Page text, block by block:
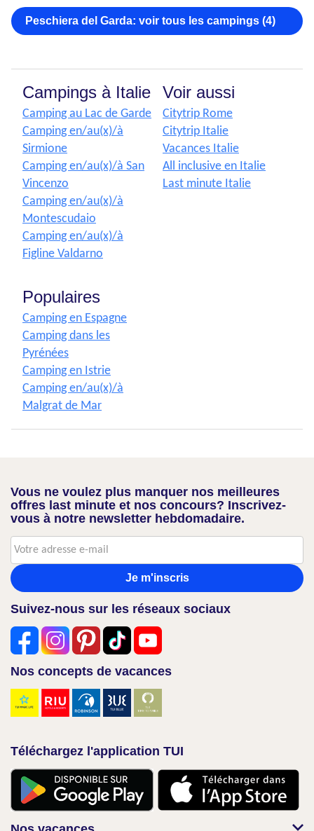
Peschiera del Garda: voir tous les campings (4)
Campings à Italie
Camping au Lac de Garde
Camping en/au(x)/à
Sirmione
Camping en/au(x)/à San
Vincenzo
Camping en/au(x)/à
Montescudaio
Camping en/au(x)/à
Figline Valdarno
Voir aussi
Citytrip Rome
Citytrip Italie
Vacances Italie
All inclusive en Italie
Last minute Italie
Populaires
Camping en Espagne
Camping dans les
Pyrénées
Camping en Istrie
Camping en/au(x)/à
Malgrat de Mar
Vous ne voulez plus manquer nos meilleures
offres last minute et nos concours? Inscrivez-
vous à notre newsletter hebdomadaire.
Je m'inscris
Suivez-nous sur les réseaux sociaux
Nos concepts de vacances
Téléchargez l'application TUI